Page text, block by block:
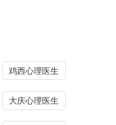
鸡西心理医生
大庆心理医生